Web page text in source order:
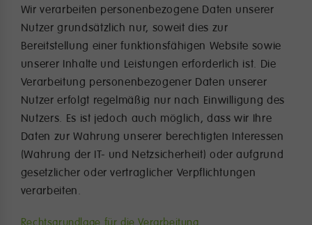
Wir verarbeiten personenbezogene Daten unserer
Nutzer grundsätzlich nur, soweit dies zur
Bereitstellung einer funktionsfähigen Website sowie
unserer Inhalte und Leistungen erforderlich ist. Die
Verarbeitung personenbezogener Daten unserer
Nutzer erfolgt regelmäßig nur nach Einwilligung des
Nutzers. Es ist jedoch auch möglich, dass wir Ihre
Daten zur Wahrung unserer berechtigten Interessen
(Wahrung der IT- und Netzsicherheit) oder aufgrund
gesetzlicher oder vertraglicher Verpflichtungen
verarbeiten.
Rechtsgrundlage für die Verarbeitung